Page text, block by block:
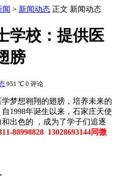
闻 > 新闻动态 正文 新闻动态
学校：提供医
膀
951 ℃ 0 评论
梦想翱翔的翅膀，培养未来的
1998年诞生以来，石家庄天使
出色的 ，成为了学子们追逐
88998828 13028693144同微